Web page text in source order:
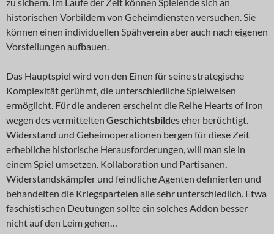
historischen Vorbildern von Geheimdiensten versuchen. Sie
können einen individuellen Spähverein aber auch nach eigenen
Vorstellungen aufbauen.
Das Hauptspiel wird von den Einen für seine strategische
Komplexität gerühmt, die unterschiedliche Spielweisen
ermöglicht. Für die anderen erscheint die Reihe Hearts of Iron
wegen des vermittelten Geschichtsbildes eher berüchtigt.
Widerstand und Geheimoperationen bergen für diese Zeit
erhebliche historische Herausforderungen, will man sie in
einem Spiel umsetzen. Kollaboration und Partisanen,
Widerstandskämpfer und feindliche Agenten definierten und
behandelten die Kriegsparteien alle sehr unterschiedlich. Etwa
faschistischen Deutungen sollte ein solches Addon besser
nicht auf den Leim gehen…